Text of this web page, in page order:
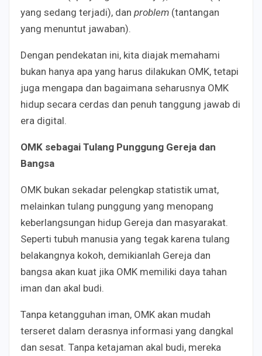
yang sedang terjadi), dan problem (tantangan
yang menuntut jawaban).
Dengan pendekatan ini, kita diajak memahami
bukan hanya apa yang harus dilakukan OMK, tetapi
juga mengapa dan bagaimana seharusnya OMK
hidup secara cerdas dan penuh tanggung jawab di
era digital.
OMK sebagai Tulang Punggung Gereja dan
Bangsa
OMK bukan sekadar pelengkap statistik umat,
melainkan tulang punggung yang menopang
keberlangsungan hidup Gereja dan masyarakat.
Seperti tubuh manusia yang tegak karena tulang
belakangnya kokoh, demikianlah Gereja dan
bangsa akan kuat jika OMK memiliki daya tahan
iman dan akal budi.
Tanpa ketangguhan iman, OMK akan mudah
terseret dalam derasnya informasi yang dangkal
dan sesat. Tanpa ketajaman akal budi, mereka